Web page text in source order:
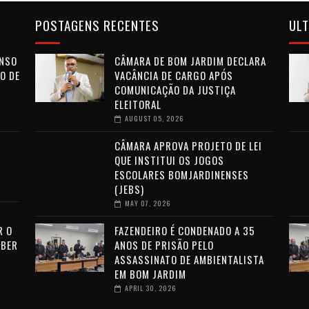
DE
O
POSTAGENS RECENTES
CÂMARA DE BOM JARDIM DECLARA
VACÂNCIA DE CARGO APÓS
COMUNICAÇÃO DA JUSTIÇA
ELEITORAL
AUGUST 05, 2026
CÂMARA APROVA PROJETO DE LEI
QUE INSTITUI OS JOGOS
ESCOLARES BOMJARDINENSES
(JEBS)
MAY 07, 2026
FAZENDEIRO É CONDENADO A 35
ANOS DE PRISÃO PELO
ASSASSINATO DE AMBIENTALISTA
EM BOM JARDIM
APRIL 30, 2026